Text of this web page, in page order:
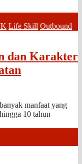
Life Skill Outbound
dan Karakter
manfaat yang
10 tahun